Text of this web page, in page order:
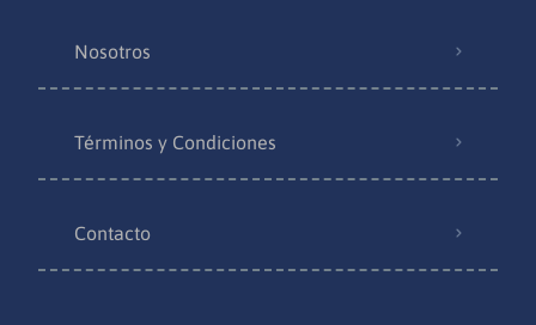
Nosotros
Términos y Condiciones
Contacto